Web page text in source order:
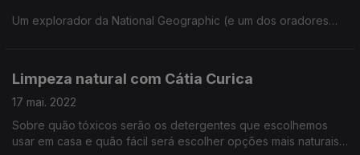
Um explorador da National Geographic (e um dos oradores
soberania alimentar de países ou a relação entre os gatos
domésticos e as populações decrescentes de espécies
Limpeza natural com Cátia Curica
17 mai. 2022
Sobre quão tóxicos serão os detergentes que escolhemos
usar em casa e quão fácil será escolher opções mais naturais